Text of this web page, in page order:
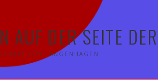
AUF DER SEITE
FÜR LANGENHAGEN